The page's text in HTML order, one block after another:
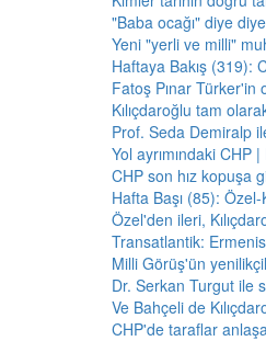
"Baba ocağı" diye
Yeni "yerli ve milli"
Haftaya Bakış (319):
Fatoş Pınar
Kılıçdaroğlu tam
Prof. Seda Demiralp
Yol ayrımındaki CHP
CHP son hız kopuşa
Hafta Başı (85): Özel-
Özel'den ileri,
Transatlantik:
Milli Görüş'ün
Dr. Serkan Turgut ile
Ve Bahçeli de
CHP'de taraflar